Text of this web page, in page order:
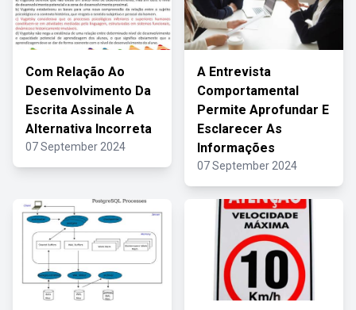
Com Relação Ao
Desenvolvimento Da
Escrita Assinale A
Alternativa Incorreta
07 September 2024
A Entrevista
Comportamental
Permite Aprofundar E
Esclarecer As
Informações
07 September 2024